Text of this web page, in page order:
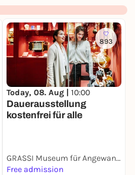
893
Today, 08. Aug | 10:00
Dauerausstellung
kostenfrei für alle
GRASSI Museum für Angewandte Kunst Leipzig
Free admission